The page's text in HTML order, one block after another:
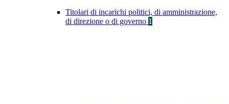
Titolari di incarichi politici, di amministrazione,
di direzione o di governo 1